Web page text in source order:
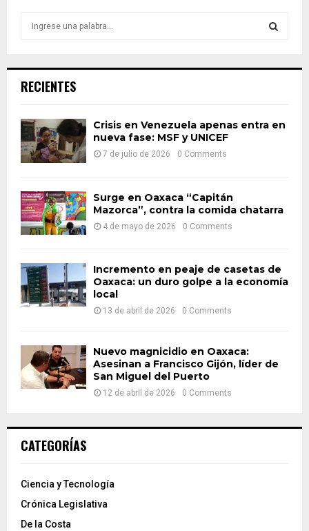
h
o
:
RECIENTES
Crisis en Venezuela apenas entra en
nueva fase: MSF y UNICEF
7 de julio de 2026 0 Comments
Surge en Oaxaca “Capitán
Mazorca”, contra la comida chatarra
4 de mayo de 2026 0 Comments
Incremento en peaje de casetas de
Oaxaca: un duro golpe a la economía
local
13 de abril de 2026 0 Comments
Nuevo magnicidio en Oaxaca:
Asesinan a Francisco Gijón, líder de
San Miguel del Puerto
12 de abril de 2026 0 Comments
CATEGORÍAS
Ciencia y Tecnología
Crónica Legislativa
De la Costa